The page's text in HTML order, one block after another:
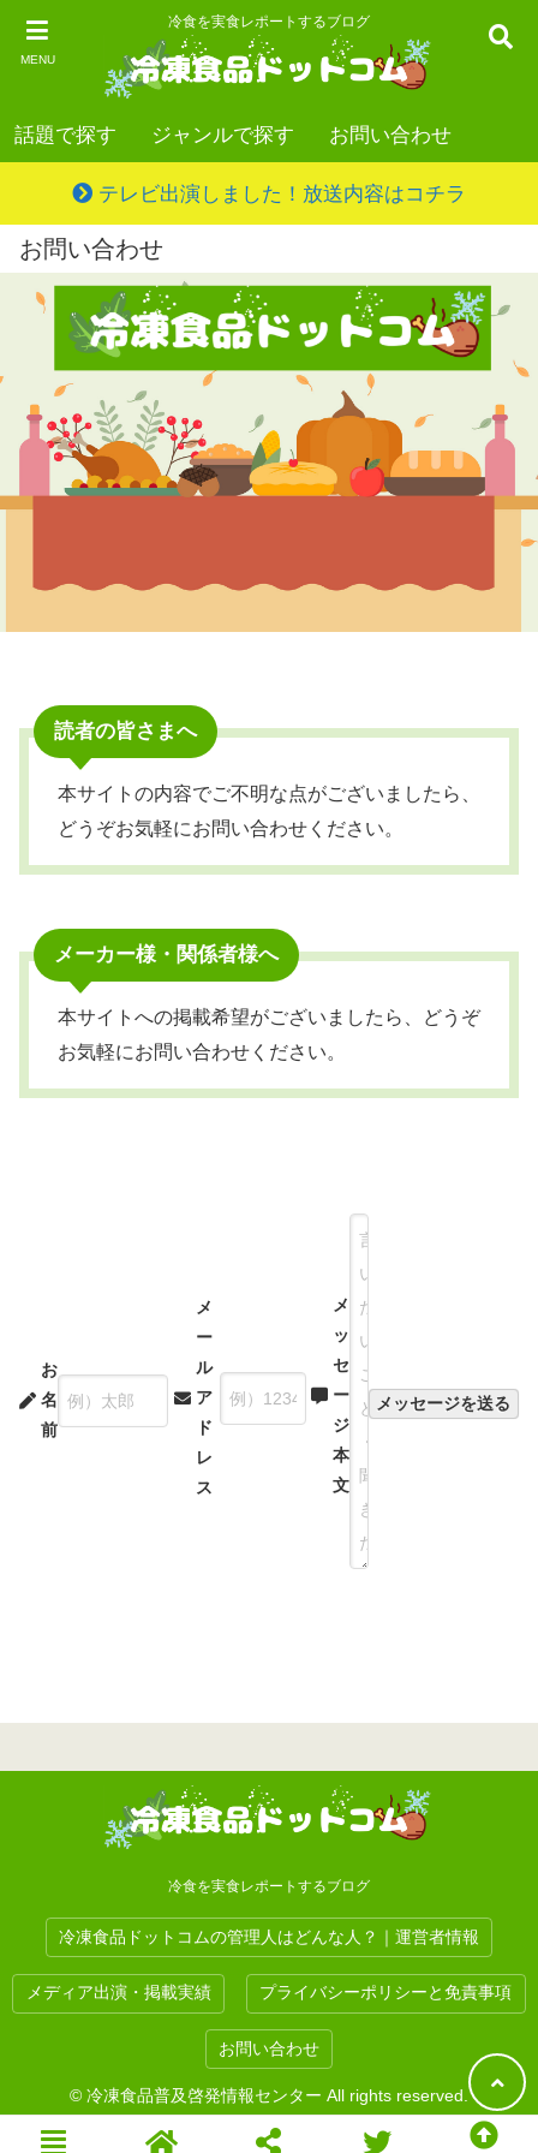
MENU
冷食を実食レポートするブログ
話題で探す ジャンルで探す お問い合わせ
テレビ出演しました！放送内容はコチラ
お問い合わせ
読者の皆さまへ
本サイトの内容でご不明な点がございましたら、
どうぞお気軽にお問い合わせください。
メーカー様・関係者様へ
本サイトへの掲載希望がございましたら、どうぞ
お気軽にお問い合わせください。
お
名
前
メ
ー
ル
ア
ド
レ
ス
メ
ッ
セ
ー
ジ
本
文
冷食を実食レポートするブログ
冷凍食品ドットコムの管理人はどんな人？｜運営者情報
メディア出演・掲載実績 プライバシーポリシーと免責事項
お問い合わせ
© 冷凍食品普及啓発情報センター All rights reserved.